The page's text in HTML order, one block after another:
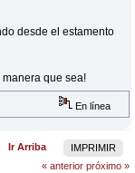
desde el estamento
que sea!
En línea
IMPRIMIR
Ir Arriba
« anterior próximo »